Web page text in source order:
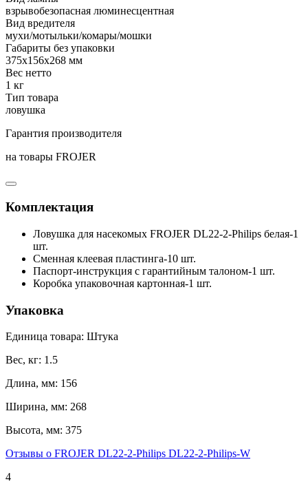
взрывобезопасная люминесцентная
Вид вредителя
мухи/мотыльки/комары/мошки
Габариты без упаковки
375х156х268 мм
Вес нетто
1 кг
Тип товара
ловушка
Гарантия производителя
на товары FROJER
Комплектация
Ловушка для насекомых FROJER DL22-2-Philips белая-1
шт.
Сменная клеевая пластинга-10 шт.
Паспорт-инструкция с гарантийным талоном-1 шт.
Коробка упаковочная картонная-1 шт.
Упаковка
Единица товара: Штука
Вес, кг: 1.5
Длина, мм: 156
Ширина, мм: 268
Высота, мм: 375
Отзывы о FROJER DL22-2-Philips DL22-2-Philips-W
4